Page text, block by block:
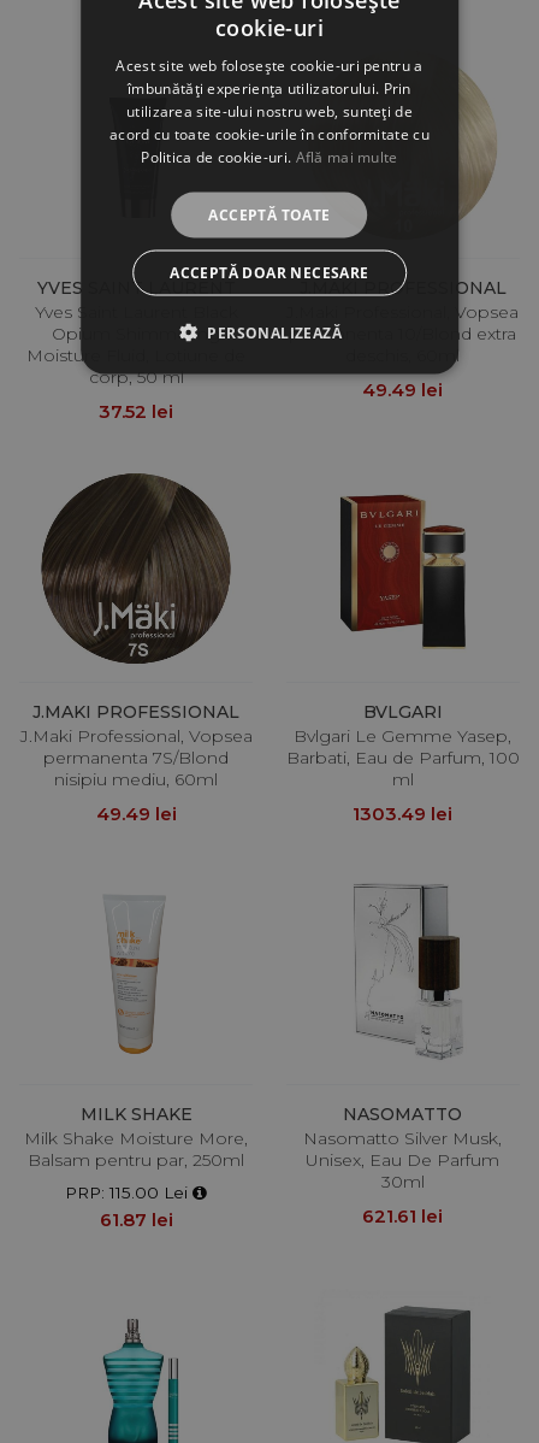
YVES SAINT LAURENT
Yves Saint Laurent Black
Opium Shimmering
Moisture Fluid, Lotiune de
corp, 50 ml
37.52 lei
J.MAKI PROFESSIONAL
J.Maki Professional, Vopsea
permanenta 10/Blond extra
deschis, 60ml
49.49 lei
J.MAKI PROFESSIONAL
J.Maki Professional, Vopsea
permanenta 7S/Blond
nisipiu mediu, 60ml
49.49 lei
BVLGARI
Bvlgari Le Gemme Yasep,
Barbati, Eau de Parfum, 100
ml
1303.49 lei
MILK SHAKE
Milk Shake Moisture More,
Balsam pentru par, 250ml
PRP: 115.00 Lei
61.87 lei
NASOMATTO
Nasomatto Silver Musk,
Unisex, Eau De Parfum
30ml
621.61 lei
cookie-uri
Acest site web folosește cookie-uri pentru a
îmbunătăți experiența utilizatorului. Prin
utilizarea site-ului nostru web, sunteți de
acord cu toate cookie-urile în conformitate cu
Politica de cookie-uri. Află mai multe
ACCEPTĂ TOATE
ACCEPTĂ DOAR NECESARE
PERSONALIZEAZĂ